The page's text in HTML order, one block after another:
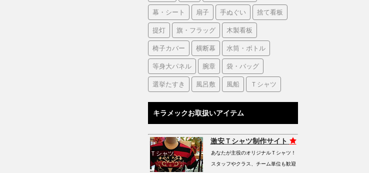
幕・シート 扇子 手ぬぐい 捨て看板
提灯 旗・フラッグ 木製看板
椅子カバー 横断幕 水筒・ボトル
等身大パネル 腕章 袋・バッグ
選挙たすき 風呂敷 風船 Ｔシャツ
キラメックお取扱いアイテム
Ｔシャツ
激安Ｔシャツ制作サイト
あなたが主役のオリジナルＴシャツ！
スタッフやクラス、チーム単位も歓迎